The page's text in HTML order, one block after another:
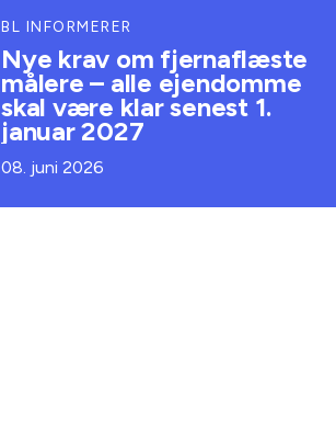
BL INFORMERER
Nye krav om fjernaflæste
målere – alle ejendomme
skal være klar senest 1.
januar 2027
08. juni 2026